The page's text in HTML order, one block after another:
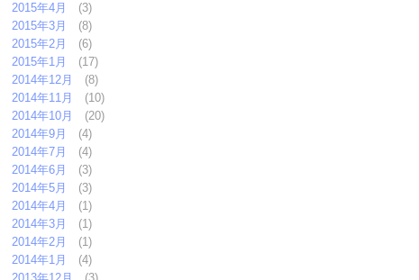
2015年4月
(3)
2015年3月
(8)
2015年2月
(6)
2015年1月
(17)
2014年12月
(8)
2014年11月
(10)
2014年10月
(20)
2014年9月
(4)
2014年7月
(4)
2014年6月
(3)
2014年5月
(3)
2014年4月
(1)
2014年3月
(1)
2014年2月
(1)
2014年1月
(4)